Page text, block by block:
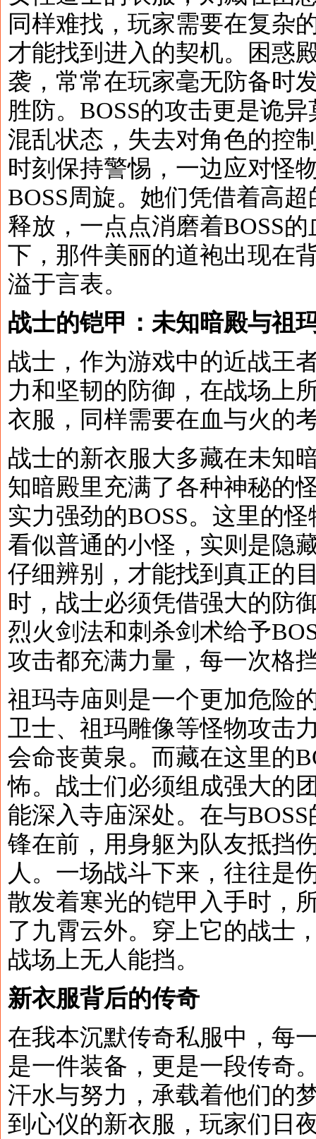
同样难找，玩家需要在复杂
才能找到进入的契机。困惑
袭，常常在玩家毫无防备时
胜防。BOSS的攻击更是诡
混乱状态，失去对角色的控
时刻保持警惕，一边应对怪
BOSS周旋。她们凭借着高
释放，一点点消磨着BOSS
下，那件美丽的道袍出现在
溢于言表。
战士的铠甲：未知暗殿与祖
战士，作为游戏中的近战王
力和坚韧的防御，在战场上
衣服，同样需要在血与火的
战士的新衣服大多藏在未知
知暗殿里充满了各种神秘的
实力强劲的BOSS。这里的
看似普通的小怪，实则是隐
仔细辨别，才能找到真正的
时，战士必须凭借强大的防
烈火剑法和刺杀剑术给予
攻击都充满力量，每一次格
祖玛寺庙则是一个更加危险
卫士、祖玛雕像等怪物攻击
会命丧黄泉。而藏在这里的
怖。战士们必须组成强大的
能深入寺庙深处。在与
锋在前，用身躯为队友抵挡
人。一场战斗下来，往往是
散发着寒光的铠甲入手时，
了九霄云外。穿上它的战士
战场上无人能挡。
新衣服背后的传奇
在我本沉默传奇私服中，每
是一件装备，更是一段传奇
汗水与努力，承载着他们的
到心仪的新衣服，玩家们日